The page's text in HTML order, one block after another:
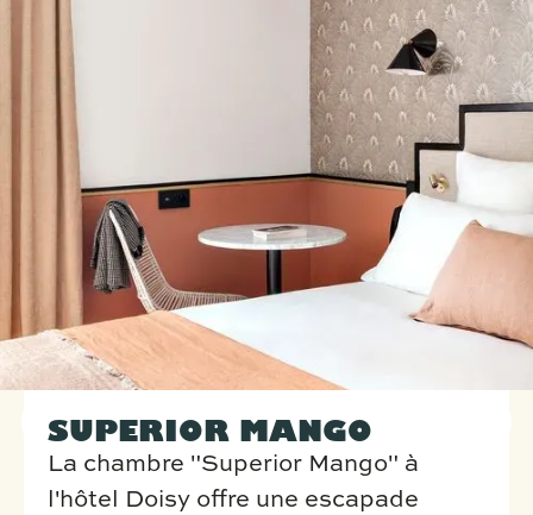
SUPERIOR MANGO
La chambre "Superior Mango" à
l'hôtel Doisy offre une escapade